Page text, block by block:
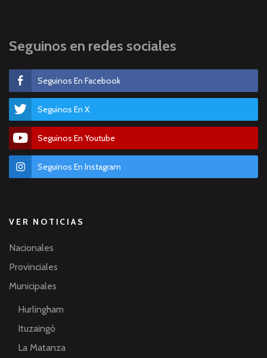
Seguinos en redes sociales
Seguinos En Facebook
Seguinos En X
Seguinos En Youtube
Seguinos En Instagram
VER NOTICIAS
Nacionales
Provinciales
Municipales
Hurlingham
Ituzaingó
La Matanza